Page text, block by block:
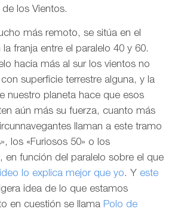
los Vientos.
más remoto, se sitúa en el
la franja entre el paralelo 40 y 60.
hacia más al sur los vientos no
superficie terrestre alguna, y la
nuestro planeta hace que esos
aún más su fuerza, cuanto más
llaman a este tramo
los «Furiosos 50» o los
en función del paralelo sobre el que
lo explica mejor que yo. Y este
idea de lo que estamos
en cuestión se llama Polo de